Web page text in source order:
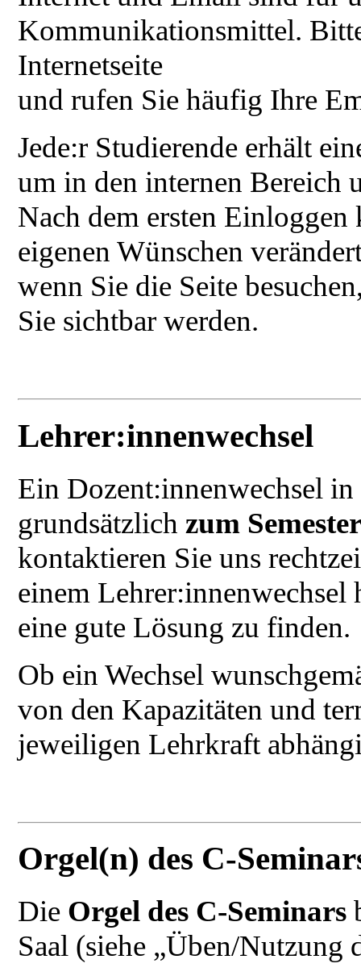
Kommunikationsmittel.
Internetseite
und rufen Sie häufig Ihre
Jede:r Studierende erhält
um in den internen Bereich
Nach dem ersten Einloggen
eigenen Wünschen
wenn Sie die Seite
Sie sichtbar werden.
Lehrer:innenwechsel
Ein Dozent:innenwechsel
grundsätzlich zum
kontaktieren Sie uns
einem Lehrer:innenwechsel
eine gute Lösung zu finden.
Ob ein Wechsel
von den Kapazitäten und
jeweiligen Lehrkraft
Orgel(n) des C-
Die Orgel des C-Seminars
Saal (siehe „Üben/Nutzung